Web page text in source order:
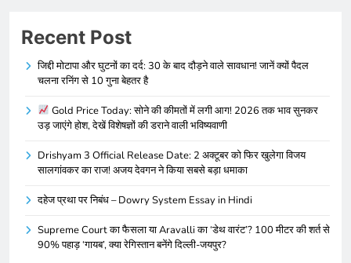
Recent Post
जिद्दी मोटापा और घुटनों का दर्द: 30 के बाद दौड़ने वाले सावधान! जानें क्यों पैदल
चलना रनिंग से 10 गुना बेहतर है
Gold Price Today: सोने की कीमतों में लगी आग! 2026 तक भाव सुनकर
उड़ जाएंगे होश, देखें विशेषज्ञों की डराने वाली भविष्यवाणी
Drishyam 3 Official Release Date: 2 अक्टूबर को फिर खुलेगा विजय
सालगांवकर का राज! अजय देवगन ने किया सबसे बड़ा धमाका
दहेज प्रथा पर निबंध – Dowry System Essay in Hindi
Supreme Court का फैसला या Aravalli का ‘डेथ वारंट’? 100 मीटर की शर्त से
90% पहाड़ ‘गायब’, क्या रेगिस्तान बनेंगे दिल्ली-जयपुर?